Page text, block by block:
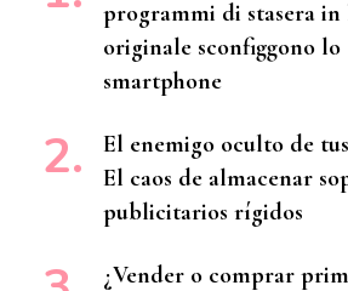
programmi di stasera in
originale sconfiggono lo
smartphone
El enemigo oculto de
El caos de almacenar
publicitarios rígidos
¿Vender o comprar